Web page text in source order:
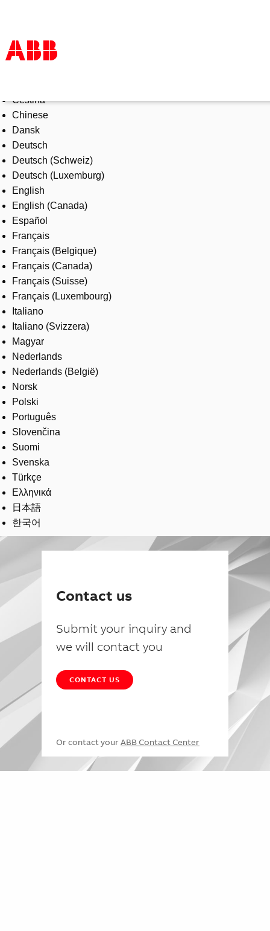
Products & Solutions
Industries
Services
About us
Where to buy
Contact us
Careers
Čeština
Chinese
Dansk
Deutsch
Deutsch (Schweiz)
Deutsch (Luxemburg)
English
English (Canada)
Español
Français
Français (Belgique)
Français (Canada)
Français (Suisse)
Français (Luxembourg)
Italiano
Italiano (Svizzera)
Magyar
Nederlands
Nederlands (België)
Norsk
Polski
Português
Slovenčina
Suomi
Svenska
Türkçe
Ελληνικά
日本語
한국어
Contact us
Submit your inquiry and
we will contact you
CONTACT US
Or contact your ABB Contact Center